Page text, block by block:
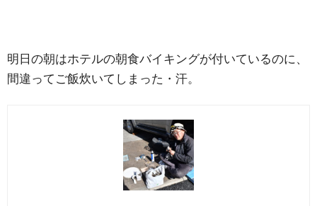
明日の朝はホテルの朝食バイキングが付いているのに、
間違ってご飯炊いてしまった・汗。